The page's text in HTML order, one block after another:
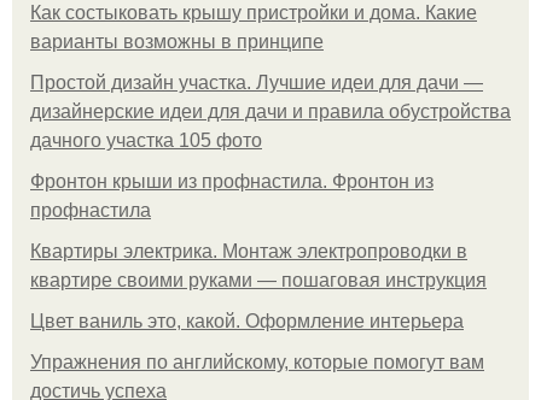
Как состыковать крышу пристройки и дома. Какие
варианты возможны в принципе
Простой дизайн участка. Лучшие идеи для дачи —
дизайнерские идеи для дачи и правила обустройства
дачного участка 105 фото
Фронтон крыши из профнастила. Фронтон из
профнастила
Квартиры электрика. Монтаж электропроводки в
квартире своими руками — пошаговая инструкция
Цвет ваниль это, какой. Оформление интерьера
Упражнения по английскому, которые помогут вам
достичь успеха